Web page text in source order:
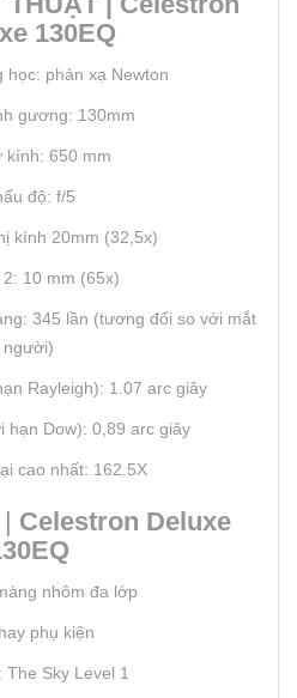
130EQ
học: phản xạ Newton
gương: 130mm
kính: 650 mm
độ: f/5
kính 20mm (32,5x)
10 mm (65x)
345 lần (tương đối so với mắt
người)
Rayleigh): 1.07 arc giây
hạn Dow): 0,89 arc giây
cao nhất: 162.5X
Celestron Deluxe
nhôm đa lớp
phụ kiện
The Sky Level 1